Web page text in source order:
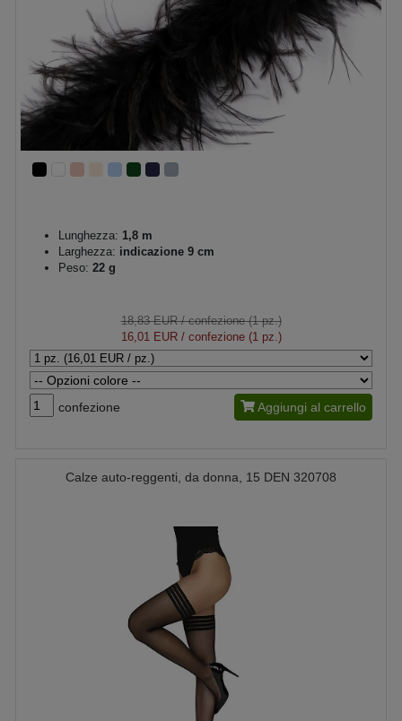
Lunghezza: 1,8 m
Larghezza: indicazione 9 cm
Peso: 22 g
18,83 EUR/ confezione (1 pz.)
16,01 EUR/ confezione (1 pz.)
confezione Aggiungi al carrello
Calze auto-reggenti, da donna, 15 DEN 320708